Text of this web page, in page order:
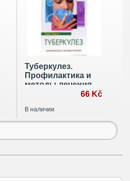
Туберкулез.
Профилактика и
методы лечения
66 Kč
В наличии